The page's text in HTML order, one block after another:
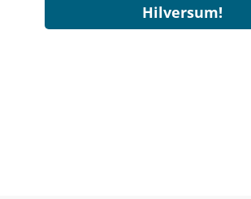
Hilversum!